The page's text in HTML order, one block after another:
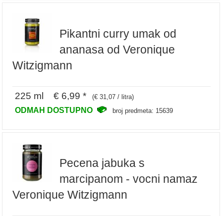
Pikantni curry umak od
ananasa od Veronique
Witzigmann
225 ml € 6,99 * (€ 31,07 / litra)
ODMAH DOSTUPNO broj predmeta: 15639
Pecena jabuka s
marcipanom - vocni namaz
Veronique Witzigmann